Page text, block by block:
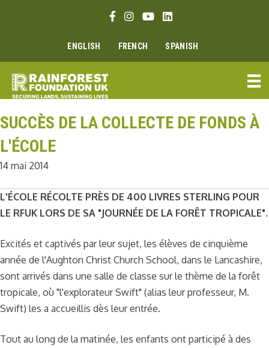
Lien Facebook
Lien Instagram
Lien Youtube
Linkedin link
ENGLISH FRENCH SPANISH
SUCCÈS DE LA COLLECTE DE FONDS À
L'ÉCOLE
14 mai 2014
L'ÉCOLE RÉCOLTE PRÈS DE 400 LIVRES STERLING POUR
LE RFUK LORS DE SA "JOURNÉE DE LA FORÊT TROPICALE".
Excités et captivés par leur sujet, les élèves de cinquième
année de l'Aughton Christ Church School, dans le Lancashire,
sont arrivés dans une salle de classe sur le thème de la forêt
tropicale, où "l'explorateur Swift" (alias leur professeur, M.
Swift) les a accueillis dès leur entrée.
Tout au long de la matinée, les enfants ont participé à des